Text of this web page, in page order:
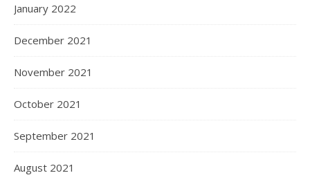
January 2022
December 2021
November 2021
October 2021
September 2021
August 2021